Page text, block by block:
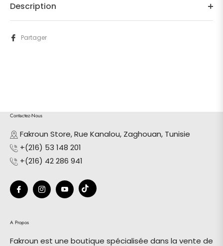
Description
Partager
Contactez-Nous
Fakroun Store, Rue Kanalou, Zaghouan, Tunisie
+(216) 53 148 201
+(216) 42 286 941
Fb Ins You Tiktok
A Propos
Fakroun est une boutique spécialisée dans la vente de